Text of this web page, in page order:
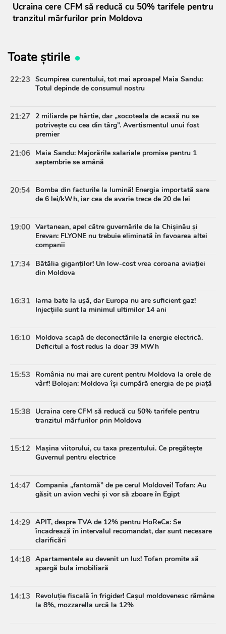
Ucraina cere CFM să reducă cu 50% tarifele pentru
tranzitul mărfurilor prin Moldova
Toate știrile
22:23 Scumpirea curentului, tot mai aproape! Maia Sandu:
Totul depinde de consumul nostru
21:27 2 miliarde pe hârtie, dar „socoteala de acasă nu se
potrivește cu cea din târg”. Avertismentul unui fost
premier
21:06 Maia Sandu: Majorările salariale promise pentru 1
septembrie se amână
20:54 Bomba din facturile la lumină! Energia importată sare
de 6 lei/kWh, iar cea de avarie trece de 20 de lei
19:00 Vartanean, apel către guvernările de la Chișinău și
Erevan: FLYONE nu trebuie eliminată în favoarea altei
companii
17:34 Bătălia giganților! Un low-cost vrea coroana aviației
din Moldova
16:31 Iarna bate la ușă, dar Europa nu are suficient gaz!
Injecțiile sunt la minimul ultimilor 14 ani
16:10 Moldova scapă de deconectările la energie electrică.
Deficitul a fost redus la doar 39 MWh
15:53
România nu mai are curent pentru Moldova la orele de
vârf! Bolojan: Moldova își cumpără energia de pe piață
15:38 Ucraina cere CFM să reducă cu 50% tarifele pentru
tranzitul mărfurilor prin Moldova
15:12 Mașina viitorului, cu taxa prezentului. Ce pregătește
Guvernul pentru electrice
14:47 Compania „fantomă” de pe cerul Moldovei! Tofan: Au
găsit un avion vechi și vor să zboare în Egipt
14:29 APIT, despre TVA de 12% pentru HoReCa: Se
încadrează în intervalul recomandat, dar sunt necesare
clarificări
14:18 Apartamentele au devenit un lux! Tofan promite să
spargă bula imobiliară
14:13
Revoluție fiscală în frigider! Cașul moldovenesc rămâne
la 8%, mozzarella urcă la 12%